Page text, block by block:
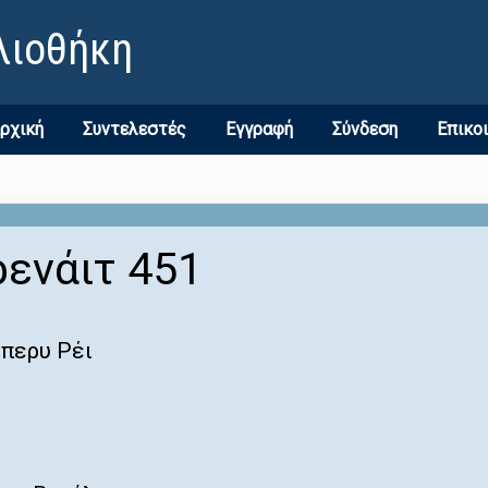
Συντελεστές Εγγραφή Σύνδεση
451
Ρέι